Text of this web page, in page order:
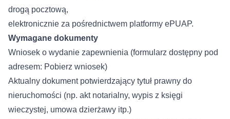
drogą pocztową,
elektronicznie za pośrednictwem platformy ePUAP.
Wymagane dokumenty
Wniosek o wydanie zapewnienia (formularz dostępny pod
adresem: Pobierz wniosek)
Aktualny dokument potwierdzający tytuł prawny do
nieruchomości (np. akt notarialny, wypis z księgi
wieczystej, umowa dzierżawy itp.)